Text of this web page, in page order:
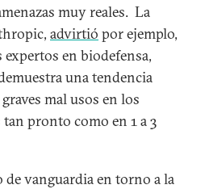
muy reales. La
advirtió por ejemplo,
en biodefensa,
una tendencia
mal usos en los
pronto como en 1 a 3
vanguardia en torno a la